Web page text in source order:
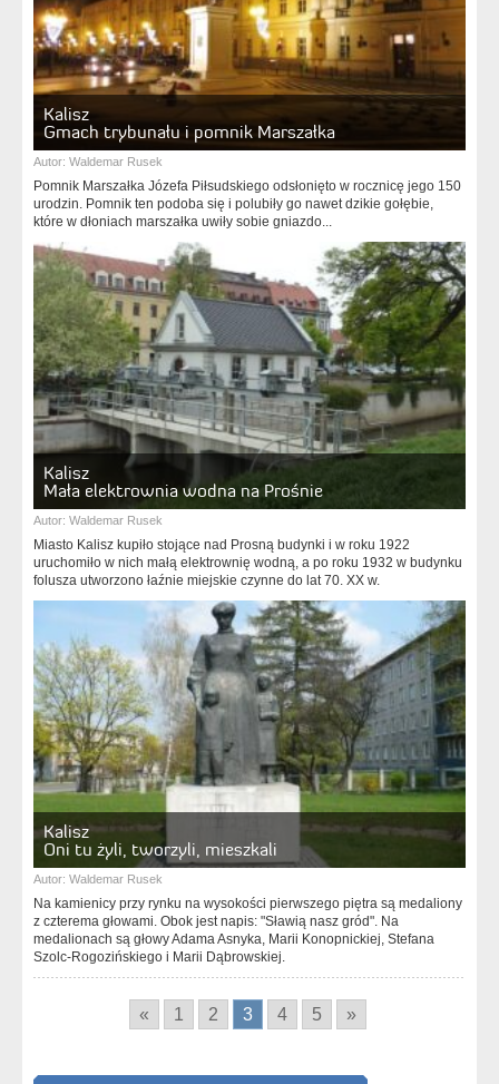
Kalisz
Gmach trybunału i pomnik Marszałka
Autor: Waldemar Rusek
Pomnik Marszałka Józefa Piłsudskiego odsłonięto w rocznicę jego 150
urodzin. Pomnik ten podoba się i polubiły go nawet dzikie gołębie,
które w dłoniach marszałka uwiły sobie gniazdo...
Kalisz
Mała elektrownia wodna na Prośnie
Autor: Waldemar Rusek
Miasto Kalisz kupiło stojące nad Prosną budynki i w roku 1922
uruchomiło w nich małą elektrownię wodną, a po roku 1932 w budynku
folusza utworzono łaźnie miejskie czynne do lat 70. XX w.
Kalisz
Oni tu żyli, tworzyli, mieszkali
Autor: Waldemar Rusek
Na kamienicy przy rynku na wysokości pierwszego piętra są medaliony
z czterema głowami. Obok jest napis: "Sławią nasz gród". Na
medalionach są głowy Adama Asnyka, Marii Konopnickiej, Stefana
Szolc-Rogozińskiego i Marii Dąbrowskiej.
« 1 2 3 4 5 »